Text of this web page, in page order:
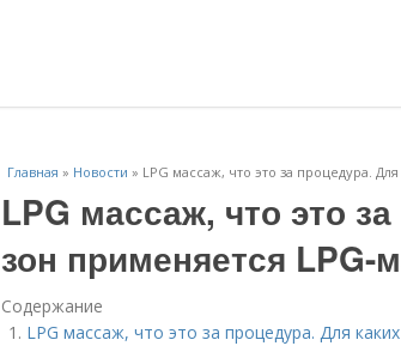
Главная » Новости » LPG массаж, что это за процедура.
LPG массаж, что это
зон применяется LPG-
Содержание
LPG массаж, что это за процедура. Для